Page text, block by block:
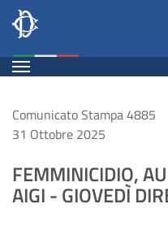
Salta
contenuto
principale
Comunicato
Leg19
n.
4885
Espandi
Contenuto
Comunicato Stampa 4885
31 Ottobre 2025
FEMMINICIDIO,
AIGI - GIOVEDÌ